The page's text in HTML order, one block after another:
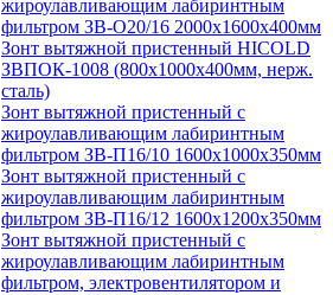
жироулавливающим лабиринтным
фильтром ЗВ-О20/16 2000х1600х400мм
Зонт вытяжной пристенный HICOLD
ЗВПОК-1008 (800х1000х400мм, нерж.
сталь)
Зонт вытяжной пристенный с
жироулавливающим лабиринтным
фильтром ЗВ-П16/10 1600х1000х350мм
Зонт вытяжной пристенный с
жироулавливающим лабиринтным
фильтром ЗВ-П16/12 1600х1200х350мм
Зонт вытяжной пристенный с
жироулавливающим лабиринтным
фильтром, электровентилятором и